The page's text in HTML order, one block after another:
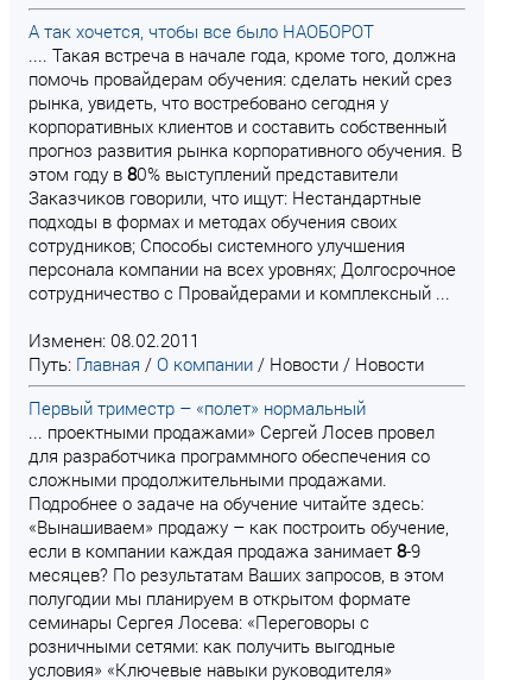
А так хочется, чтобы все было НАОБОРОТ
.... Такая встреча в начале года, кроме того, должна
помочь провайдерам обучения: сделать некий срез
рынка, увидеть, что востребовано сегодня у
корпоративных клиентов и составить собственный
прогноз развития рынка корпоративного обучения. В
этом году в 80% выступлений представители
Заказчиков говорили, что ищут: Нестандартные
подходы в формах и методах обучения своих
сотрудников; Способы системного улучшения
персонала компании на всех уровнях; Долгосрочное
сотрудничество с Провайдерами и комплексный ...
Изменен: 08.02.2011
Путь: Главная / О компании / Новости / Новости
Первый триместр – «полет» нормальный
... проектными продажами» Сергей Лосев провел
для разработчика программного обеспечения со
сложными продолжительными продажами.
Подробнее о задаче на обучение читайте здесь:
«Вынашиваем» продажу – как построить обучение,
если в компании каждая продажа занимает 8-9
месяцев? По результатам Ваших запросов, в этом
полугодии мы планируем в открытом формате
семинары Сергея Лосева: «Переговоры с
розничными сетями: как получить выгодные
условия» «Ключевые навыки руководителя»